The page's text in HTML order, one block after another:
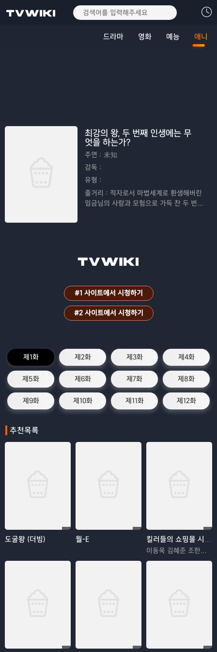
드라마 영화 예능 애니
최강의 왕, 두 번째 인생에는 무
엇을 하는가?
주연： 未知
감독：
유형：
줄거리： 적자로서 마법세계로 환생해버린
임금님의 사랑과 모험으로 가득 찬 두 번째
#1 사이트에서 시청하기
#2 사이트에서 시청하기
제1화 제2화 제3화 제4화
제5화 제6화 제7화 제8화
제9화 제10화 제11화 제12화
추천목록
도굴왕 (더빙) 월-E 킬러들의 쇼핑몰 시즌2
이동욱 김혜준 조한선 김해나